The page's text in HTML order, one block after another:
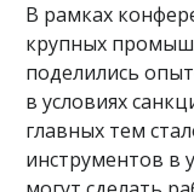
В рамках
крупных
поделились
в условиях
главных тем
инструментов в